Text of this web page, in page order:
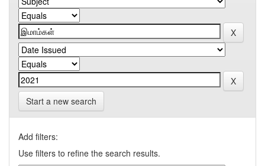
Start a new search
Add filters:
Use filters to refine the search results.